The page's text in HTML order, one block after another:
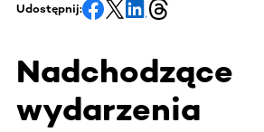
Udostępnij:
Nadchodzące
wydarzenia